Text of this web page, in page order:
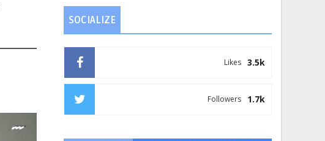
SOCIALIZE
3.5k
Likes
1.7k
Followers